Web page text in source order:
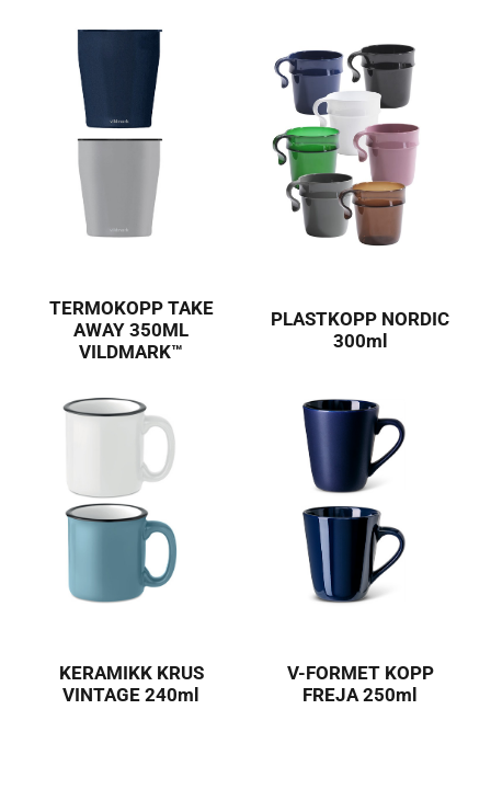
TERMOKOPP TAKE
AWAY 350ML
VILDMARK™
PLASTKOPP NORDIC
300ml
KERAMIKK KRUS
VINTAGE 240ml
V-FORMET KOPP
FREJA 250ml